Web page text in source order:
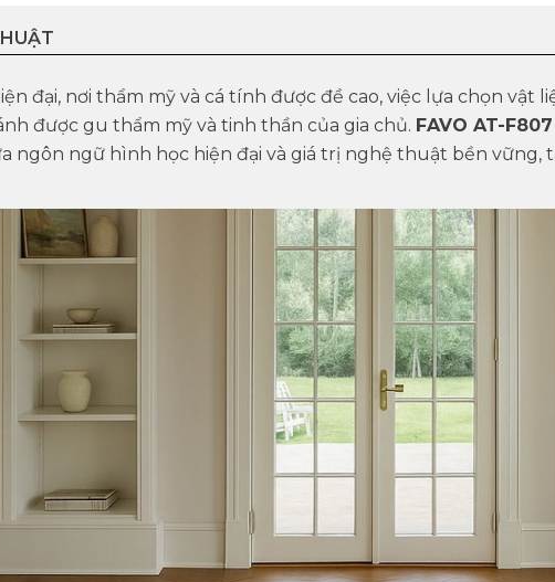
đại, nơi thẩm mỹ và cá tính được đề cao, việc lựa chọn
được gu thẩm mỹ và tinh thần của gia chủ. FAVO AT-F807
ngôn ngữ hình học hiện đại và giá trị nghệ thuật bền vững,